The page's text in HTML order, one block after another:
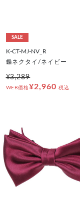
SALE
K-CT-MJ-NV_R
蝶ネクタイ/ネイビー
¥3,289
WEB価格¥2,960 税込